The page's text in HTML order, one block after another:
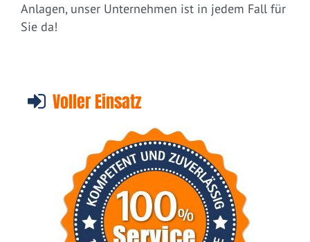
Anlagen, unser Unternehmen ist in jedem Fall für
Sie da!
Voller Einsatz